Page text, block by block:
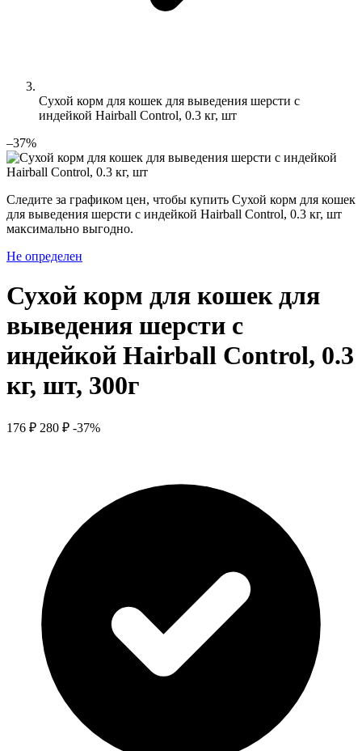
Сухой корм для кошек для выведения шерсти с
индейкой Hairball Control, 0.3 кг, шт
–37%
Следите за графиком цен, чтобы купить Сухой корм для кошек
для выведения шерсти с индейкой Hairball Control, 0.3 кг, шт
максимально выгодно.
Не определен
Сухой корм для кошек для
выведения шерсти с
индейкой Hairball Control, 0.3
кг, шт, 300г
176 ₽ 280 ₽ -37%